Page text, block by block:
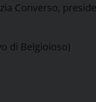
Converso,
di Belgioioso)